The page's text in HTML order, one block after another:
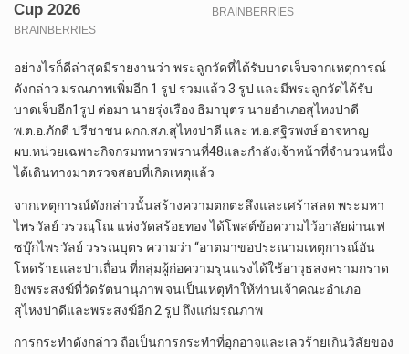
อย่างไรก็ดีล่าสุดมีรายงานว่า พระลูกวัดที่ได้รับบาดเจ็บจากเหตุการณ์
ดังกล่าว มรณภาพเพิ่มอีก 1 รูป รวมแล้ว 3 รูป และมีพระลูกวัดได้รับ
บาดเจ็บอีก1รูป ต่อมา นายรุ่งเรือง ธิมาบุตร นายอำเภอสุไหงปาดี
พ.ต.อ.ภักดี ปรีชาชน ผกก.สภ.สุไหงปาดี และ พ.อ.สฐิรพงษ์ อาจหาญ
ผบ.หน่วยเฉพาะกิจกรมทหารพรานที่48และกำลังเจ้าหน้าที่จำนวนหนึ่ง
ได้เดินทางมาตรวจสอบที่เกิดเหตุแล้ว
จากเหตุการณ์ดังกล่าวนั้นสร้างความตกตะลึงและเศร้าสลด พระมหา
ไพรวัลย์ วรวณฺโณ แห่งวัดสร้อยทอง ได้โพสต์ข้อความไว้อาลัยผ่านเฟ
ซบุ๊กไพรวัลย์ วรรณบุตร ความว่า “อาตมาขอประณามเหตุการณ์อัน
โหดร้ายและป่าเถื่อน ที่กลุ่มผู้ก่อความรุนแรงได้ใช้อาวุธสงครามกราด
ยิงพระสงฆ์ที่วัดรัตนานุภาพ จนเป็นเหตุทำให้ท่านเจ้าคณะอำเภอ
สุไหงปาดีและพระสงฆ์อีก 2 รูป ถึงแก่มรณภาพ
การกระทำดังกล่าว ถือเป็นการกระทำที่อุกอาจและเลวร้ายเกินวิสัยของ